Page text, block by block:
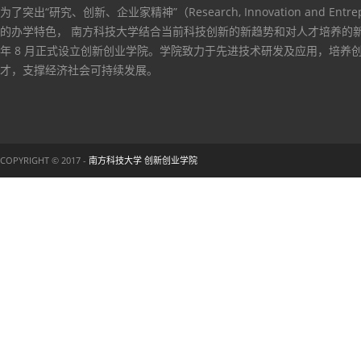
为了突出“研究、创新、企业家精神”（Research, Innovation and
的办学特色， 南方科技大学结合当前科技创新的新趋势和对人才培养的
年 8 月正式设立创新创业学院。学院致力于先进技术研发及应用，培养
才，支撑经济社会可持续发展。
COPYRIGHT © 2017 - 南方科技大学 创新创业学院